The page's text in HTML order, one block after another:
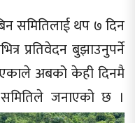
समितिलाई थप ७ दिन
प्रतिवेदन बुझाउनुपर्ने
अबको केही दिनमै
जनाएको छ ।